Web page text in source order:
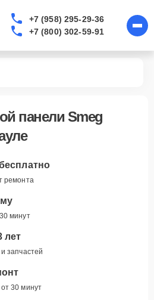
+7 (958) 295-29-36
+7 (800) 302-59-91
панели Smeg
ремонта
минут
лет
запчастей
30 минут